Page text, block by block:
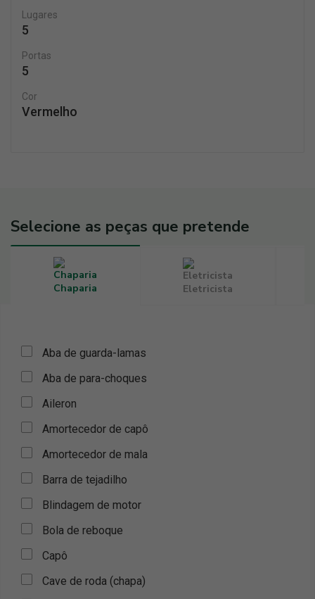
Lugares
5
Portas
5
Cor
Vermelho
Selecione as peças que pretende
Chaparia Eletricista
Aba de guarda-lamas
Aba de para-choques
Aileron
Amortecedor de capô
Amortecedor de mala
Barra de tejadilho
Blindagem de motor
Bola de reboque
Capô
Cave de roda (chapa)